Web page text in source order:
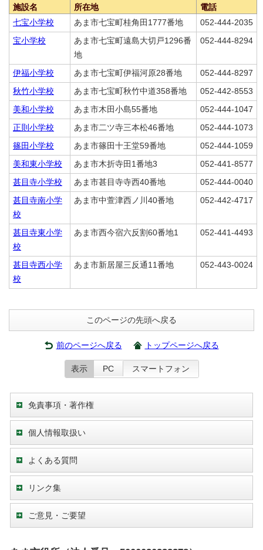
施設名 所在地
電話
七宝小学校
あま市七宝町桂角田1777番地 052-444-2035
宝小学校
あま市七宝町遠島大切戸1296番
地
052-444-8294
伊福小学校 あま市七宝町伊福河原28番地 052-444-8297
秋竹小学校 あま市七宝町秋竹中道358番地 052-442-8553
美和小学校 あま市木田小島55番地 052-444-1047
正則小学校 あま市二ツ寺三本松46番地 052-444-1073
篠田小学校 あま市篠田十王堂59番地 052-444-1059
美和東小学校 あま市木折寺田1番地3 052-441-8577
甚目寺小学校 あま市甚目寺寺西40番地 052-444-0040
甚目寺南小学
校
あま市中萱津西ノ川40番地 052-442-4717
甚目寺東小学
校
あま市西今宿六反割60番地1 052-441-4493
甚目寺西小学
校
あま市新居屋三反通11番地 052-443-0024
このページの先頭へ戻る
前のページへ戻る トップページへ戻る
表示 PC スマートフォン
免責事項・著作権
個人情報取扱い
よくある質問
リンク集
ご意見・ご要望